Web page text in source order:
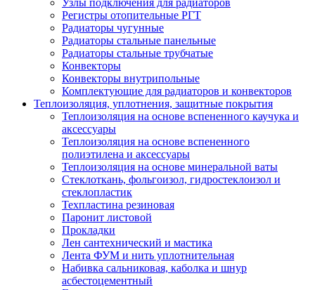
Узлы подключения для радиаторов
Регистры отопительные РГТ
Радиаторы чугунные
Радиаторы стальные панельные
Радиаторы стальные трубчатые
Конвекторы
Конвекторы внутрипольные
Комплектующие для радиаторов и конвекторов
Теплоизоляция, уплотнения, защитные покрытия
Теплоизоляция на основе вспененного каучука и
аксессуары
Теплоизоляция на основе вспененного
полиэтилена и аксессуары
Теплоизоляция на основе минеральной ваты
Стеклоткань, фольгоизол, гидростеклоизол и
стеклопластик
Техпластина резиновая
Паронит листовой
Прокладки
Лен сантехнический и мастика
Лента ФУМ и нить уплотнительная
Набивка сальниковая, каболка и шнур
асбестоцементный